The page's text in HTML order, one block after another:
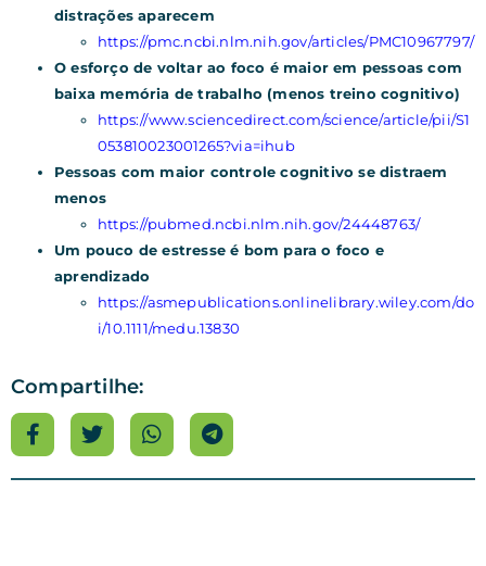
distrações aparecem
https://pmc.ncbi.nlm.nih.gov/articles/PMC10967797/
O esforço de voltar ao foco é maior em pessoas com
baixa memória de trabalho (menos treino cognitivo)
https://www.sciencedirect.com/science/article/pii/S1
053810023001265?via=ihub
Pessoas com maior controle cognitivo se distraem
menos
https://pubmed.ncbi.nlm.nih.gov/24448763/
Um pouco de estresse é bom para o foco e
aprendizado
https://asmepublications.onlinelibrary.wiley.com/do
i/10.1111/medu.13830
Compartilhe: